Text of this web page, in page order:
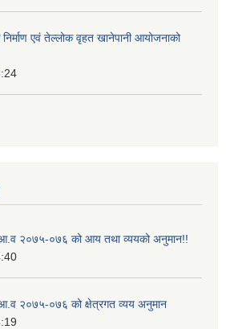
एवं तेल्लोक वृहत खानेपानी आयोजनाको
आ.व २०७५-०७६ को आय तथा व्ययको अनुमान!!
आ.व २०७५-०७६ को क्षेत्रगत व्यय अनुमान